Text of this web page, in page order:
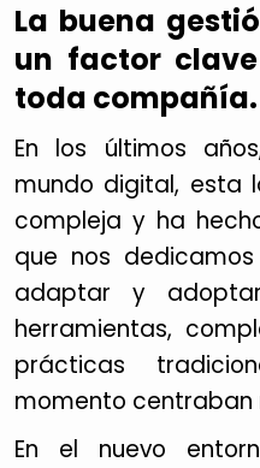
La buena
un factor
toda compañía.
En los últimos
mundo digital, esta
compleja y ha
que nos
adaptar y
herramientas,
prácticas
momento centraban
En el nuevo